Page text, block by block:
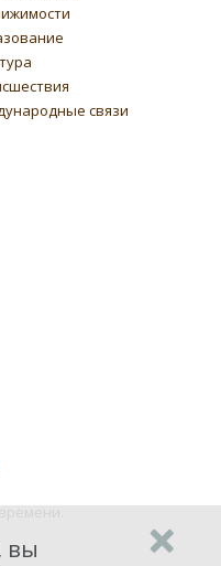
связи
вы